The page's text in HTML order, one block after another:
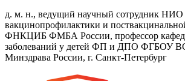
д. м. н., ведущий научный сотрудник НИО
вакцинопрофилактики и
ФНКЦИБ ФМБА России, профессор
заболеваний у детей ФП и ДПО ФГБОУ
Минздрава России, г. Санкт-Петербург